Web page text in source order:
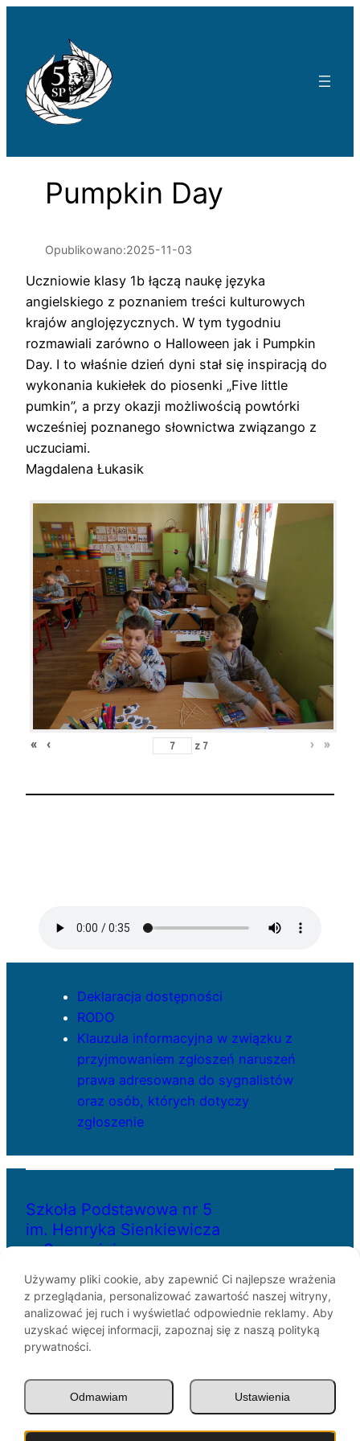
Pumpkin Day
Opublikowano:2025-11-03
Uczniowie klasy 1b łączą naukę języka
angielskiego z poznaniem treści kulturowych
krajów anglojęzycznych. W tym tygodniu
rozmawiali zarówno o Halloween jak i Pumpkin
Day. I to właśnie dzień dyni stał się inspiracją do
wykonania kukiełek do piosenki „Five little
pumkin”, a przy okazji możliwością powtórki
wcześniej poznanego słownictwa związango z
uczuciami.
Magdalena Łukasik
« ‹ z 7 › »
Deklaracja dostępności
RODO
Klauzula informacyjna w związku z
przyjmowaniem zgłoszeń naruszeń
prawa adresowana do sygnalistów
oraz osób, których dotyczy
zgłoszenie
Szkoła Podstawowa nr 5
im. Henryka Sienkiewicza
w Szczecinie
ul. Bł. Królowej Jadwigi 29
70-262 Szczecin
telefon: 91-433-30-07
e-mail: sp5@miasto.szczecin.pl
© SP5 Szczecin 1946 –2026
Używamy pliki cookie, aby zapewnić Ci najlepsze wrażenia
z przeglądania, personalizować zawartość naszej witryny,
analizować jej ruch i wyświetlać odpowiednie reklamy. Aby
uzyskać więcej informacji, zapoznaj się z naszą polityką
prywatności.
Ustawienia
Odmawiam